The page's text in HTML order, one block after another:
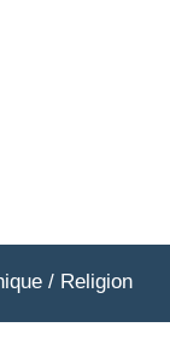
/ Religion